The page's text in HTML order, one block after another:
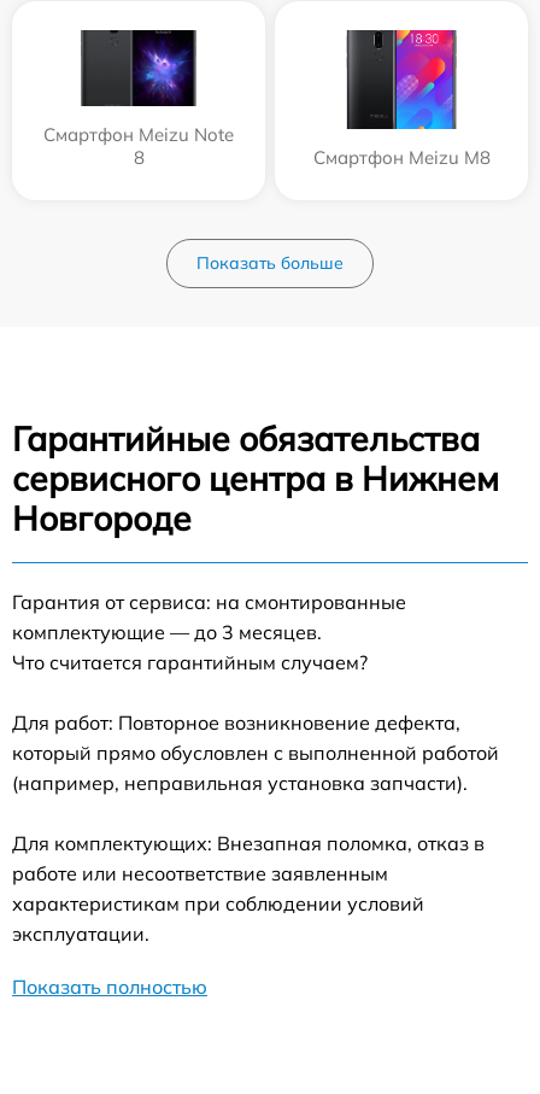
Смартфон Meizu Note
8
Смартфон Meizu M8
Показать больше
Гарантийные обязательства
сервисного центра в Нижнем
Новгороде
Гарантия от сервиса: на смонтированные
комплектующие — до 3 месяцев.
Что считается гарантийным случаем?
Для работ: Повторное возникновение дефекта,
который прямо обусловлен с выполненной работой
(например, неправильная установка запчасти).
Для комплектующих: Внезапная поломка, отказ в
работе или несоответствие заявленным
характеристикам при соблюдении условий
эксплуатации.
Показать полностью